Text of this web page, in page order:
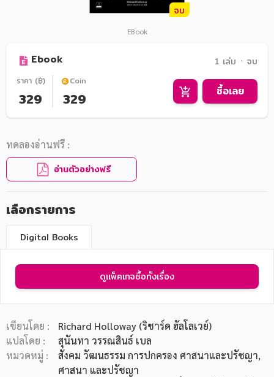
หมวดหมู่หนังสือ
จบ
EBook
Ebook 1 เล่ม ᛫ จบ
ราคา (฿)
329
Coin
329 ซื้อเลย
ทดลองอ่านฟรี :
อ่านตัวอย่างฟรี
เลือกรายการ
Digital Books
ดูแพ็คเกจซื้อทั้งเรื่อง
เขียนโดย :
Richard Holloway (ริชาร์ด ฮัลโลเวย์)
แปลโดย :
สุนันทา วรรณสินธ์ เบล
หมวดหมู่ :
สังคม วัฒนธรรม การปกครอง ศาสนาและปรัชญา,
ศาสนา และปรัชญา